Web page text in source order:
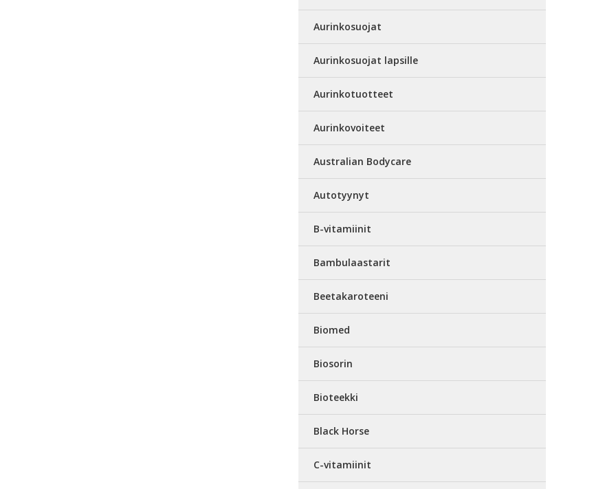
Aurinkosuojat
Aurinkosuojat lapsille
Aurinkotuotteet
Aurinkovoiteet
Australian Bodycare
Autotyynyt
B-vitamiinit
Bambulaastarit
Beetakaroteeni
Biomed
Biosorin
Bioteekki
Black Horse
C-vitamiinit